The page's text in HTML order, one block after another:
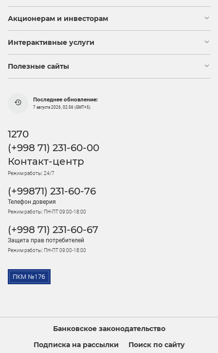
Акционерам и инвесторам
Интерактивные услуги
Полезные сайты
Последнее обновление:
7 августа 2026, 02:56 (GMT+5)
1270
(+998 71) 231-60-00
Контакт-центр
Режим работы: 24/7
(+99871) 231-60-76
Телефон доверия
Режим работы: ПН-ПТ 09:00-18:00
(+998 71) 231-60-67
Защита прав потребителей
Режим работы: ПН-ПТ 09:00-18:00
Банковское законодательство
Подписка на рассылки
Поиск по сайту